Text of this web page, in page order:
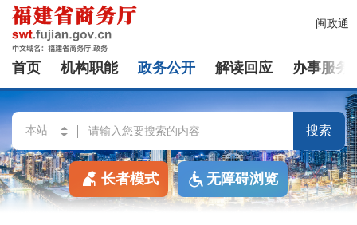
闽政通
首页 机构职能 政务公开 解读回应 办事服务
搜索
长者模式 无障碍浏览